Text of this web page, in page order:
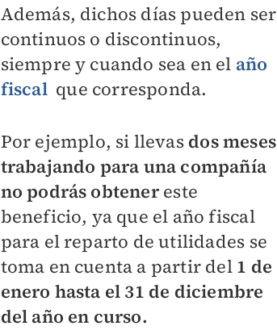
Además, dichos días pueden ser
continuos o discontinuos,
siempre y cuando sea en el año
fiscal que corresponda.
Por ejemplo, si llevasdos meses
trabajando para una compañía
no podrás obtenereste
beneficio, ya que el año fiscal
para el reparto de utilidades se
toma en cuenta a partir del 1 de
enero hasta el 31 de diciembre
del año en curso.